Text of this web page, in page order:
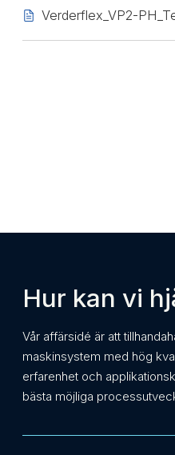
Verderflex_VP2-
Hur kan vi
Vår affärsidé är att
maskinsystem med hög
erfarenhet och
bästa möjliga